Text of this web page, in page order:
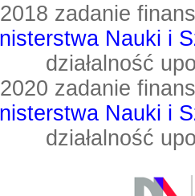
zadanie
Nauki i
działalność
zadanie
Nauki i
działalność